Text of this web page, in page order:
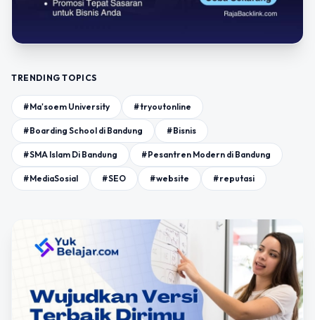
TRENDING TOPICS
#Ma'soem University #tryoutonline
#Boarding School di Bandung #Bisnis
#SMA Islam Di Bandung #Pesantren Modern di Bandung
#MediaSosial #SEO #website #reputasi